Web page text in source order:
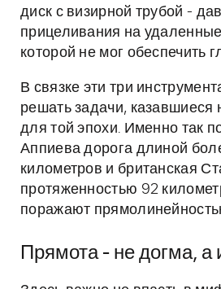
диск с визирной трубой -
прицеливания на
которой не мог обеспечить
В связке эти три
решать задачи,
для той эпохи. Именно так
Аппиева дорога длиной
километров и британская
протяженностью 92
поражают
Прямота - не догма, а